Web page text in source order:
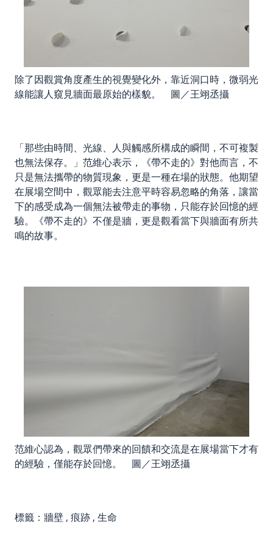
除了因觀賞角度產生的視覺變化外，靠近洞口時，微弱光
線能讓人窺見牆面最原始的樣貌。 圖／王翊丞攝
「那些由時間、光線、人與觸感所構成的瞬間，不可複製
也無法保存。」范維心表示，《帶不走的》對他而言，不
只是無法攜帶的物質現象，更是一種在場的狀態。他期望
在展場空間中，觀眾能去注意平時容易忽略的角落，讓當
下的感受成為一個無法被帶走的事物，只能存於回憶的經
驗。《帶不走的》不僅是牆，更是觀看當下與牆面有所共
鳴的故事。
范維心認為，觀眾們帶來的回饋和交流是在展場當下才有
的經驗，僅能存於回憶。 圖／王翊丞攝
標籤： 牆壁, 痕跡, 生命